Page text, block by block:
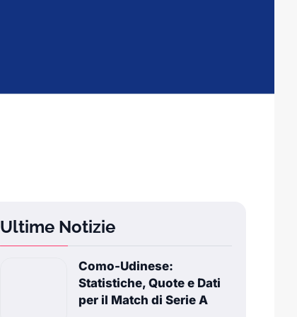
Ultime Notizie
Como-Udinese:
Statistiche, Quote e Dati
per il Match di Serie A